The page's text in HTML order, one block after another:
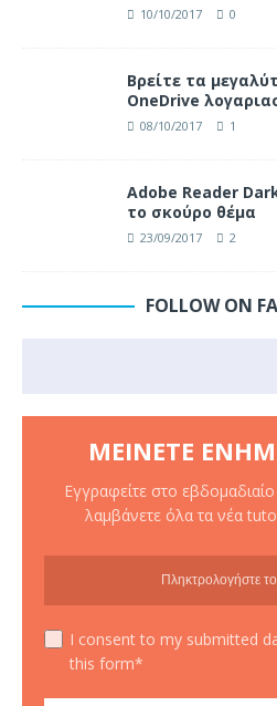
10/10/2017 0
Βρείτε τα
OneDrive
08/10/2017 1
Adobe Reader
το σκούρο θέμα
23/09/2017 2
FOLLOW ON
ΜΕΊΝΕΤΕ
Εγγραφείτε στο
λαμβάνετε όλα τα νέα
I consent to my submitted
this form*